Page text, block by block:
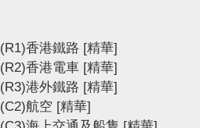
(R1)香港鐵路 [精華]
(R2)香港電車 [精華]
(R3)港外鐵路 [精華]
(C2)航空 [精華]